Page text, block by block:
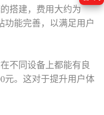
搭建，费用大约为
功能完善，以满足用户
不同设备上都能有良
元。这对于提升用户体